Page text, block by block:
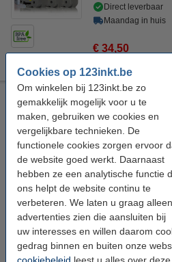
Cookies op 123inkt.be
Om winkelen bij 123inkt.be zo
gemakkelijk mogelijk voor u te
maken, gebruiken we cookies en
vergelijkbare technieken. De
functionele cookies zorgen ervoor
de website goed werkt. Daarnaast
hebben ze een analytische functie
ons helpt de website continu te
verbeteren. We laten u graag alleen
advertenties zien die aansluiten bij
uw interesses en willen daarom
gedrag binnen en buiten onze
Direct leverbaar
Maandag in huis
€ 34,50
Aanbieding: 5x 123inkt huismerk
extra klevend tape zwart op wit 24
multifunctioneel
Bekijk de
Direct leverbaar
Maandag in huis
Prijs per meter
€ 59,95